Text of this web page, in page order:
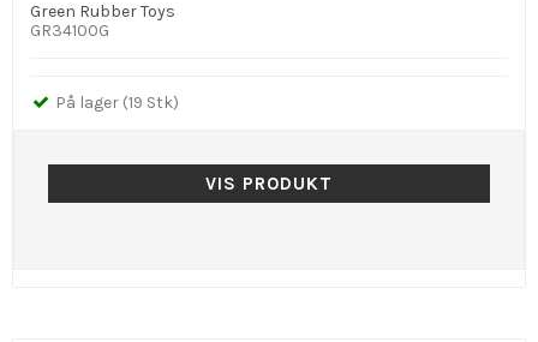
Green Rubber Toys
GR34100G
På lager (19 Stk)
VIS PRODUKT